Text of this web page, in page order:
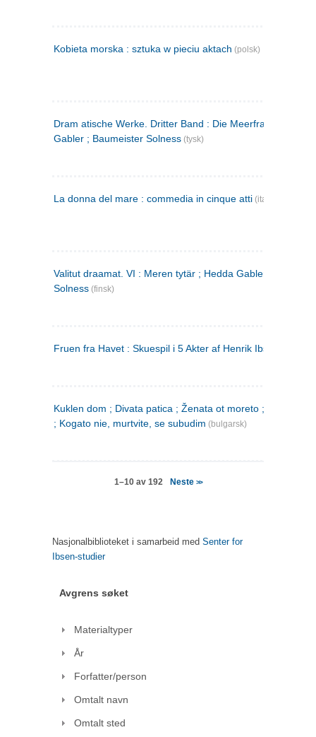
Kobieta morska : sztuka w pieciu aktach (polsk)
Dram atische Werke. Dritter Band : Die Meerfrau ; Hedda
Gabler ; Baumeister Solness (tysk)
La donna del mare : commedia in cinque atti (italiensk)
Valitut draamat. VI : Meren tytär ; Hedda Gabler ;
Solness (finsk)
Fruen fra Havet : Skuespil i 5 Akter af Henrik Ibsen
Kuklen dom ; Divata patica ; Ženata ot moreto ; Malkijat
; Kogato nie, murtvite, se subudim (bulgarsk)
1–10 av 192 Neste >>
Nasjonalbiblioteket i samarbeid med Senter for
Ibsen-studier
Avgrens søket
Materialtyper
År
Forfatter/person
Omtalt navn
Omtalt sted